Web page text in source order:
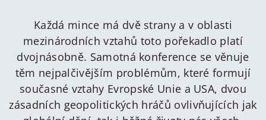
Každá mince má dvě strany a v oblasti
mezinárodních vztahů toto pořekadlo platí
dvojnásobně. Samotná konference se věnuje
těm nejpalčivějším problémům, které formují
současné vztahy Evropské Unie a USA, dvou
zásadních geopolitických hráčů ovlivňujících jak